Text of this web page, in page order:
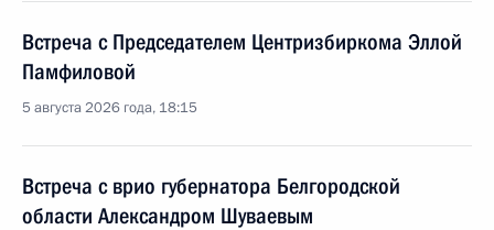
Встреча с Председателем Центризбиркома Эллой
Памфиловой
5 августа 2026 года, 18:15
Встреча с врио губернатора Белгородской
области Александром Шуваевым